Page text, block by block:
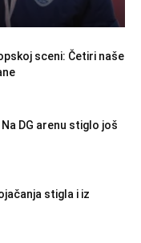
sceni: Četiri naše
DG arenu stiglo još
stigla i iz